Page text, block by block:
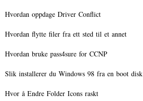
Hvordan oppdage Driver Conflict
Hvordan flytte filer fra ett sted til et annet
Hvordan bruke pass4sure for CCNP
Slik installerer du Windows 98 fra en boot disk
Hvor å Endre Folder Icons raskt